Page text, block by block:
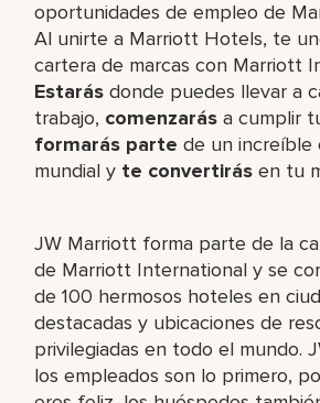
oportunidades de empleo de
Al unirte a Marriott Hotels, te
cartera de marcas con Marriott
Estarás donde puedes llevar a
trabajo,​ comenzarás a cumplir
formarás parte de un increíble​
mundial y te convertirás en tu
JW Marriott forma parte de la
de Marriott International y se
de 100 hermosos hoteles en
destacadas y ubicaciones de
privilegiadas en todo el mundo.
los empleados son lo primero,